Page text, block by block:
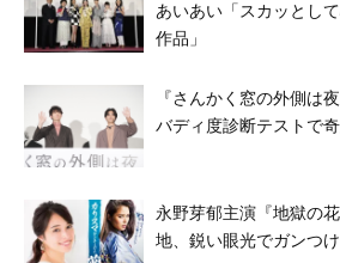
あいあい「スカッとし
作品」
『さんかく窓の外側は
バディ度診断テストで
永野芽郁主演『地獄の
地、鋭い眼光でガンつ